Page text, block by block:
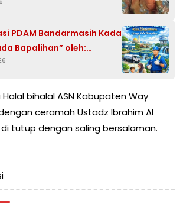
PDAM Bandarmasih Kada
Bapalihan” oleh:
bihalal ASN Kabupaten Way
ceramah Ustadz Ibrahim Al
di tutup dengan saling bersalaman.